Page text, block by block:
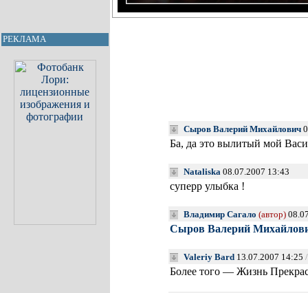
РЕКЛАМА
Сыров Валерий Михайлович
Ба, да это вылитый мой
Nataliska 08.07.2007 13:43
суперр улыбка !
Владимир Сагало (автор)
Сыров Валерий
Valeriy Bard 13.07.2007 14:25
Более того — Жизнь